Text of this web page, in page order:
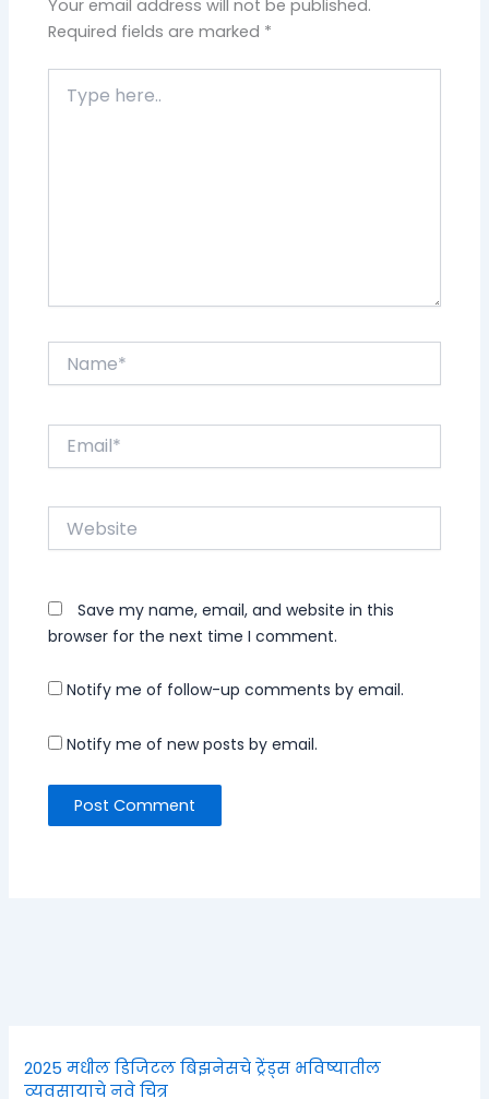
Your email address will not be published.
Required fields are marked *
here..
Website
Save my name, email, and website in this
browser for the next time I comment.
Notify me of follow-up comments by email.
Notify me of new posts by email.
2025 मधील डिजिटल बिझनेसचे ट्रेंड्स भविष्यातील
व्यवसायाचे नवे चित्र